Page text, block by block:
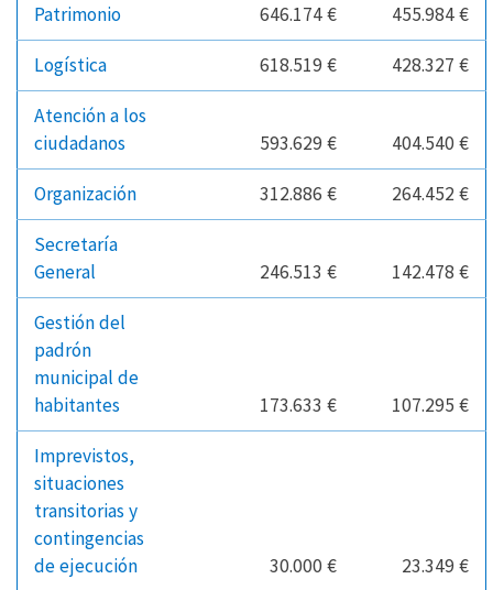
Patrimonio
646.174 € 455.984 €
Logística 618.519 € 428.327 €
Atención a los
ciudadanos
593.629 € 404.540 €
Organización 312.886 € 264.452 €
Secretaría
General
246.513 € 142.478 €
Gestión del
padrón
municipal de
habitantes
173.633 € 107.295 €
Imprevistos,
situaciones
transitorias y
contingencias
de ejecución
30.000 € 23.349 €